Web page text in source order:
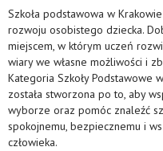
Szkoła podstawowa w
rozwoju osobistego dziecka.
miejscem, w którym uczeń
wiary we własne możliwości i
Kategoria Szkoły Podstawowe
została stworzona po to, aby
wyborze oraz pomóc znaleźć
spokojnemu, bezpiecznemu i
człowieka.